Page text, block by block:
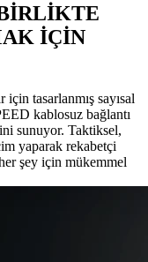
İÇİN
tasarlanmış sayısal
kablosuz bağlantı
sunuyor. Taktiksel,
yaparak rekabetçi
şey için mükemmel